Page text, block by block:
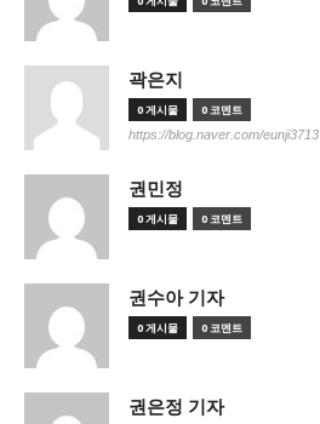
곽은지
0 게시물 0 코멘트
https://blog.naver.com/eunji3713
권민정
0 게시물 0 코멘트
권수아 기자
0 게시물 0 코멘트
권은정 기자